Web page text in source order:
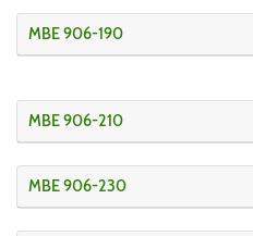
MBE 906-190
MBE 906-210
MBE 906-230